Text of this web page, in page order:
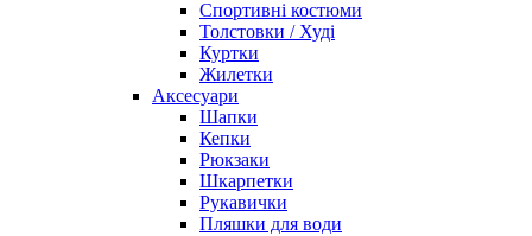
Спортивні костюми
Толстовки / Худі
Куртки
Жилетки
Аксесуари
Шапки
Кепки
Рюкзаки
Шкарпетки
Рукавички
Пляшки для води